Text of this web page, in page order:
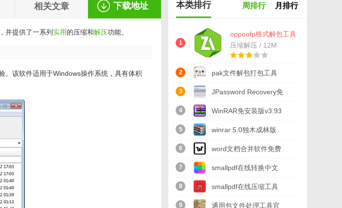
相关文章 下载地址
，并提供了一系列实用的压缩和解压功能。
。该软件适用于Windows操作系统，具有体积
本类排行 周排行 月排行
1
oppoofp格式解包工具
(数据包解压) 免费版
压缩解压 / 12M
2 pak文件解包打包工具
(pak解压) 最新版
3 JPassword Recovery免
费版(7zip压缩密码破译)
v1.09 最新版
4 WinRAR免安装版v3.93
绿色中文免费版
5 winrar 5.0独木成林版
(32位/64位) 最新版
6 word文档合并软件免费
版(合并多个word文档)
v1.0 最新版
7 smallpdf在线转换中文
版(pdf转word) v1.0 网
页最新版
8 smallpdf在线压缩工具
最新版(PDF压缩) v1.0
9 通用包文件处理工具官